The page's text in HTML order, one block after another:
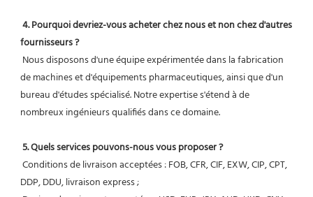
4. Pourquoi devriez-vous acheter chez nous et non chez d'autres
fournisseurs ?
de machines et d'équipements pharmaceutiques, ainsi que d'un
bureau d'études spécialisé. Notre expertise s'étend à de
nombreux ingénieurs qualifiés dans ce domaine.
5. Quels services pouvons-nous vous proposer ?
DDP, DDU, livraison express ;